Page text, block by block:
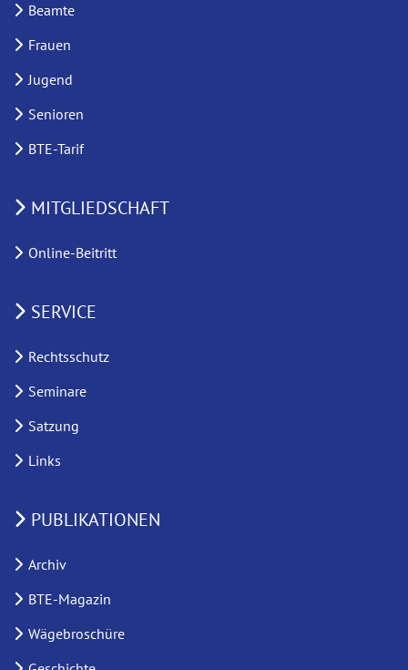
Beamte
Frauen
Jugend
Senioren
BTE-Tarif
MITGLIEDSCHAFT
Online-Beitritt
SERVICE
Rechtsschutz
Seminare
Satzung
Links
PUBLIKATIONEN
Archiv
BTE-Magazin
Wägebroschüre